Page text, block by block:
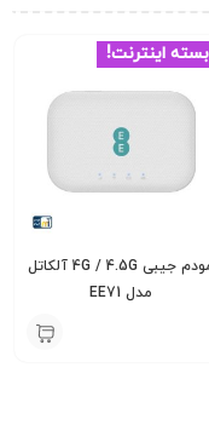
مودم TD-LTE مدل Wi-
tribe-pk EG2030C